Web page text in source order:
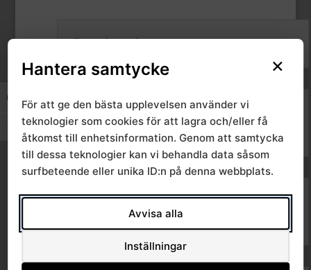
Slå på/av hög kontrast
Slå på/av textstorlek
Seminarium
Föredragningslista och
handlingar
Föredragningslista för
×
Hantera samtycke
För att ge den bästa upplevelsen använder vi
teknologier som cookies för att lagra och/eller få
åtkomst till enhetsinformation. Genom att samtycka
till dessa teknologier kan vi behandla data såsom
surfbeteende eller unika ID:n på denna webbplats.
Avvisa alla
Inställningar